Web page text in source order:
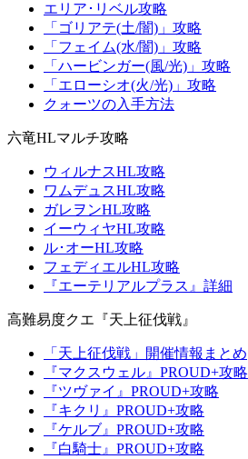
エリア･リベル攻略
「ゴリアテ(土/闇)」攻略
「フェイム(水/闇)」攻略
「ハービンガー(風/光)」攻略
「エローシオ(火/光)」攻略
クォーツの入手方法
六竜HLマルチ攻略
ウィルナスHL攻略
ワムデュスHL攻略
ガレヲンHL攻略
イーウィヤHL攻略
ル･オーHL攻略
フェディエルHL攻略
『エーテリアルプラス』詳細
高難易度クエ『天上征伐戦』
「天上征伐戦」開催情報まとめ
『マクスウェル』PROUD+攻略
『ツヴァイ』PROUD+攻略
『キクリ』PROUD+攻略
『ケルブ』PROUD+攻略
『白騎士』PROUD+攻略